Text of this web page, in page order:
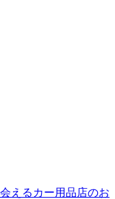
えるカー用品店のお